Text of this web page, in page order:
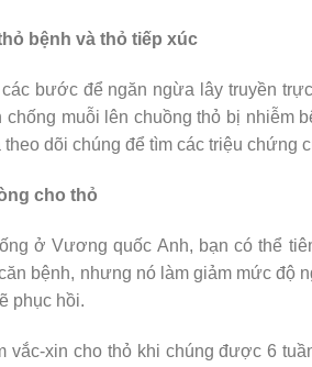
bệnh và thỏ tiếp xúc
bước để ngăn ngừa lây truyền
chống muỗi lên chuồng thỏ bị nhiễm
theo dõi chúng để tìm các triệu chứng
cho thỏ
ở Vương quốc Anh, bạn có thể
bệnh, nhưng nó làm giảm mức độ
phục hồi.
vắc-xin cho thỏ khi chúng được 6